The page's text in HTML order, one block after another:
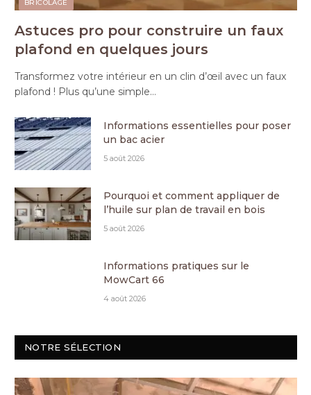
BRICOLAGE
Astuces pro pour construire un faux
plafond en quelques jours
Transformez votre intérieur en un clin d’œil avec un faux
plafond ! Plus qu’une simple…
Informations essentielles pour poser
un bac acier
5 août 2026
Pourquoi et comment appliquer de
l’huile sur plan de travail en bois
5 août 2026
Informations pratiques sur le
MowCart 66
4 août 2026
NOTRE SÉLECTION